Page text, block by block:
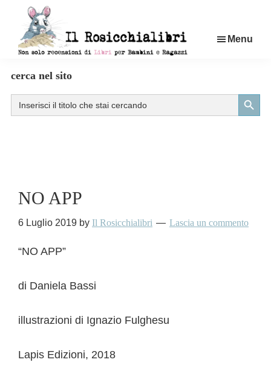
contenuto
di
libri
per
Menu
cerca nel sito
Search
for:
Search Button
NO APP
6 Luglio 2019 by Il Rosicchialibri Lascia un commento
“NO APP”
di Daniela Bassi
illustrazioni di Ignazio Fulghesu
Lapis Edizioni, 2018